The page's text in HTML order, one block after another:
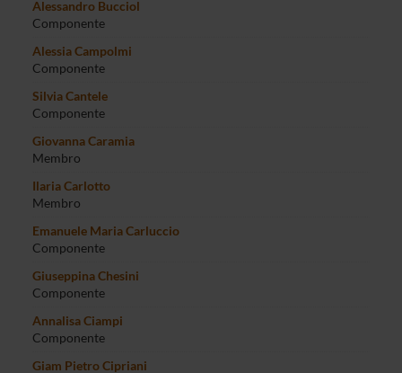
Alessandro Bucciol
Componente
Alessia Campolmi
Componente
Silvia Cantele
Componente
Giovanna Caramia
Membro
Ilaria Carlotto
Membro
Emanuele Maria Carluccio
Componente
Giuseppina Chesini
Componente
Annalisa Ciampi
Componente
Giam Pietro Cipriani